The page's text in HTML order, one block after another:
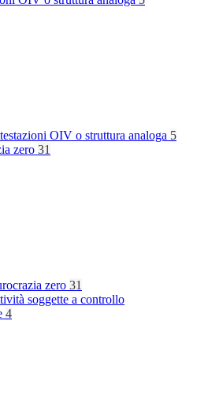
OIV o struttura analoga 5
zero 31
zero 31
soggette a controllo
4